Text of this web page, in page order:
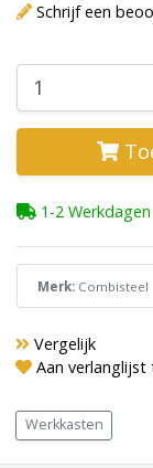
Schrijf een
1-2 Werkdagen
Merk: Combisteel
Vergelijk
Aan verlanglijst
Werkkasten